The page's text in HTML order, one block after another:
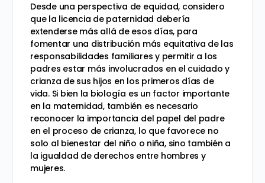
Desde una perspectiva de equidad, considero
que la licencia de paternidad debería
extenderse más allá de esos días, para
fomentar una distribución más equitativa de las
responsabilidades familiares y permitir a los
padres estar más involucrados en el cuidado y
crianza de sus hijos en los primeros días de
vida. Si bien la biología es un factor importante
en la maternidad, también es necesario
reconocer la importancia del papel del padre
en el proceso de crianza, lo que favorece no
solo al bienestar del niño o niña, sino también a
la igualdad de derechos entre hombres y
mujeres.